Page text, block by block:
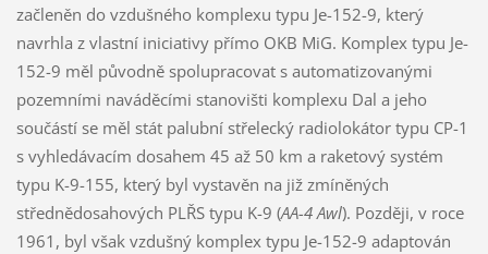
začleněn do vzdušného komplexu typu Je-152-9, který
navrhla z vlastní iniciativy přímo OKB MiG. Komplex typu Je-
152-9 měl původně spolupracovat s automatizovanými
pozemními naváděcími stanovišti komplexu Dal a jeho
součástí se měl stát palubní střelecký radiolokátor typu CP-1
s vyhledávacím dosahem 45 až 50 km a raketový systém
typu K-9-155, který byl vystavěn na již zmíněných
střednědosahových PLŘS typu K-9 (AA-4 Awl). Později, v roce
1961, byl však vzdušný komplex typu Je-152-9 adaptován